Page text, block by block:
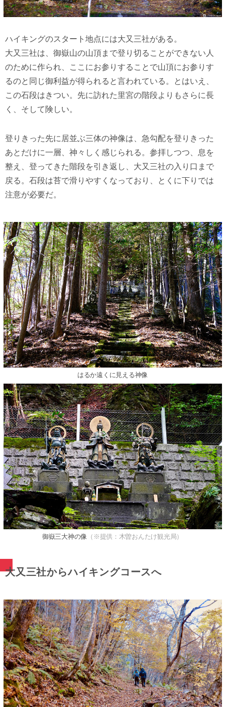
ハイキングのスタート地点には大又三社がある。
大又三社は、御嶽山の山頂まで登り切ることができない人
のために作られ、ここにお参りすることで山頂にお参りす
るのと同じ御利益が得られると言われている。とはいえ、
この石段はきつい。先に訪れた里宮の階段よりもさらに長
く、そして険しい。
登りきった先に居並ぶ三体の神像は、急勾配を登りきった
あとだけに一層、神々しく感じられる。参拝しつつ、息を
整え、登ってきた階段を引き返し、大又三社の入り口まで
戻る。石段は苔で滑りやすくなっており、とくに下りでは
注意が必要だ。
はるか遠くに見える神像
御嶽三大神の像 （※提供：木曽おんたけ観光局）
大又三社からハイキングコースへ